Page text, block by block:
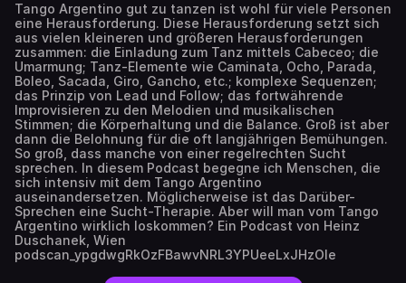
Tango Argentino gut zu tanzen ist wohl für viele Personen
eine Herausforderung. Diese Herausforderung setzt sich
aus vielen kleineren und größeren Herausforderungen
zusammen: die Einladung zum Tanz mittels Cabeceo; die
Umarmung; Tanz-Elemente wie Caminata, Ocho, Parada,
Boleo, Sacada, Giro, Gancho, etc.; komplexe Sequenzen;
das Prinzip von Lead und Follow; das fortwährende
Improvisieren zu den Melodien und musikalischen
Stimmen; die Körperhaltung und die Balance. Groß ist aber
dann die Belohnung für die oft langjährigen Bemühungen.
So groß, dass manche von einer regelrechten Sucht
sprechen. In diesem Podcast begegne ich Menschen, die
sich intensiv mit dem Tango Argentino
auseinandersetzen. Möglicherweise ist das Darüber-
Sprechen eine Sucht-Therapie. Aber will man vom Tango
Argentino wirklich loskommen? Ein Podcast von Heinz
Duschanek, Wien
podscan_ypgdwgRkOzFBawvNRL3YPUeeLxJHzOIe